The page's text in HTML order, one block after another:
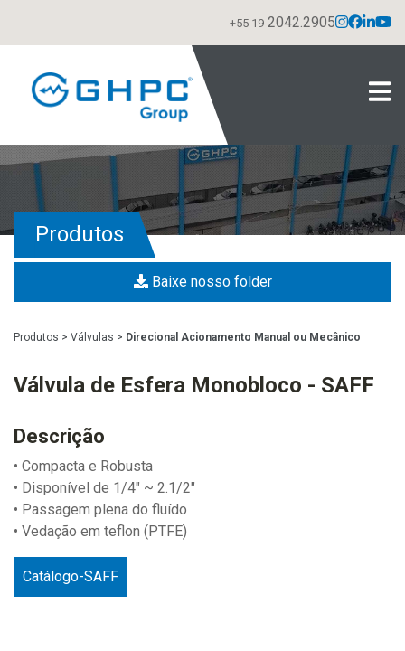
+55 19 2042.2905
Produtos
Baixe nosso folder
Produtos > Válvulas > Direcional Acionamento Manual ou Mecânico
Válvula de Esfera Monobloco - SAFF
Descrição
• Compacta e Robusta
• Disponível de 1/4" ~ 2.1/2"
• Passagem plena do fluído
• Vedação em teflon (PTFE)
Catálogo-SAFF